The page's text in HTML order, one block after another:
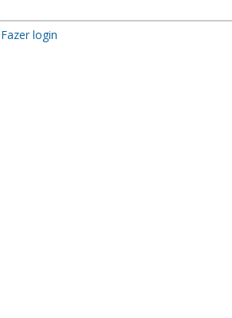
Fazer login